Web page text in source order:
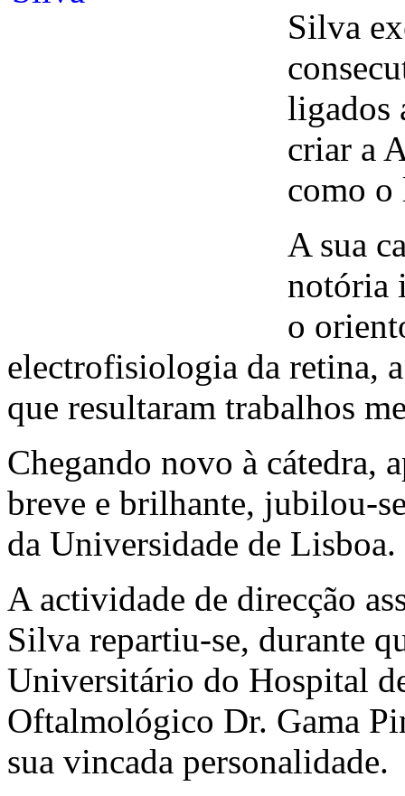
Silva
ligados
criar a
como o
A sua
notória
o
electrofisiologia da retina,
que resultaram trabalhos
Chegando novo à cátedra,
breve e brilhante, jubilou-
da Universidade de Lisboa.
A actividade de direcção
Silva repartiu-se, durante
Universitário do Hospital
Oftalmológico Dr. Gama
sua vincada personalidade.